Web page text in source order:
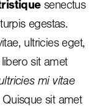
senectus
egestas.
ultricies eget,
sit amet
mi vitae
sit amet